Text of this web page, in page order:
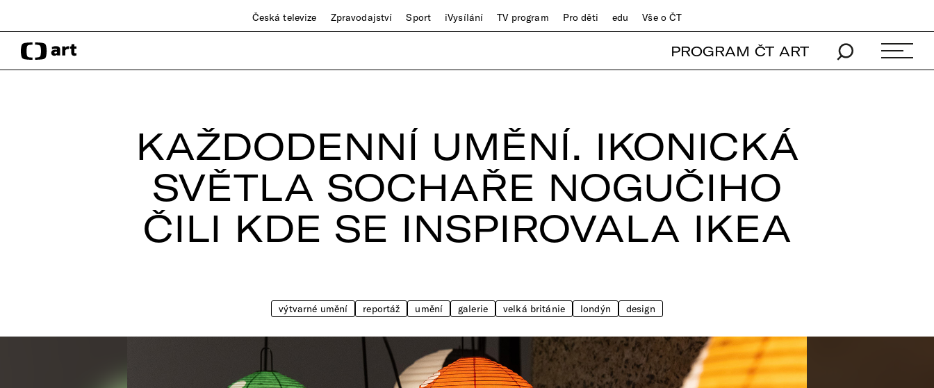
Česká televize Zpravodajství Sport iVysílání TV program Pro děti edu Vše o ČT
PROGRAM ČT ART
KAŽDODENNÍ UMĚNÍ. IKONICKÁ
SVĚTLA SOCHAŘE NOGUČIHO
ČILI KDE SE INSPIROVALA IKEA
výtvarné umění reportáž umění galerie velká británie londýn design